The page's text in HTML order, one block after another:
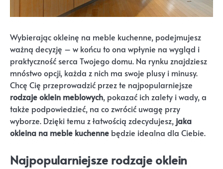
Wybierając okleinę na meble kuchenne, podejmujesz
ważną decyzję – w końcu to ona wpłynie na wygląd i
praktyczność serca Twojego domu. Na rynku znajdziesz
mnóstwo opcji, każda z nich ma swoje plusy i minusy.
Chcę Cię przeprowadzić przez te najpopularniejsze
rodzaje oklein meblowych, pokazać ich zalety i wady, a
także podpowiedzieć, na co zwrócić uwagę przy
wyborze. Dzięki temu z łatwością zdecydujesz, jaka
okleina na meble kuchenne będzie idealna dla Ciebie.
Najpopularniejsze rodzaje oklein